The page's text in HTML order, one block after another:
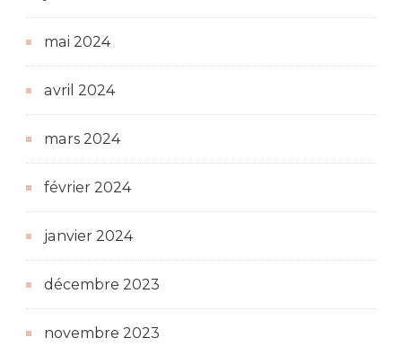
mai 2024
avril 2024
mars 2024
février 2024
janvier 2024
décembre 2023
novembre 2023